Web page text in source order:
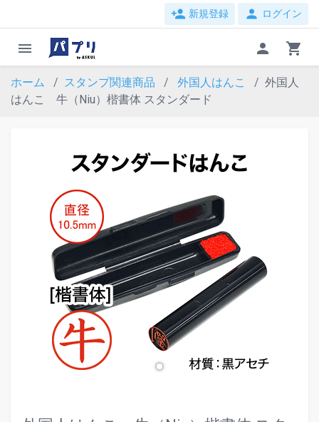
person_add 新規登録 person ログイン
menu person shopping_cart
ホーム スタンプ関連商品 外国人はんこ
外国人
はんこ 牛（Niu）楷書体 スタンダード